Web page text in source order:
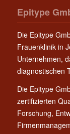
Epitype
Die Epitype
Frauenklinik in
Unternehmen,
diagnostischen
Die Epitype
zertifizierten
Forschung,